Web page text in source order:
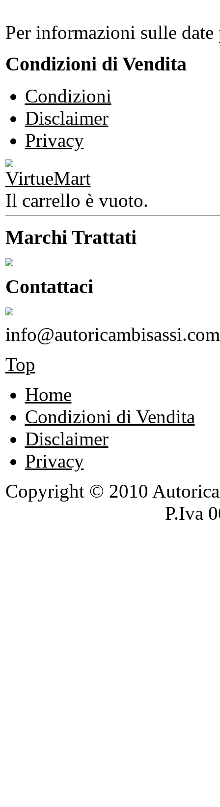
Per informazioni sulle
Condizioni di Vendita
Condizioni
Disclaimer
Privacy
Il carrello è vuoto.
Marchi Trattati
Contattaci
info@autoricambisassi.com
Top
Home
Condizioni di Vendita
Disclaimer
Privacy
Copyright © 2010
P.Iva